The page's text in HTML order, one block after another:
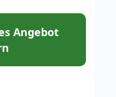
Angebot